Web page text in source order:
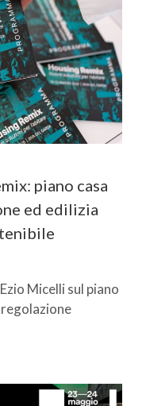
piano casa
ed edilizia
Micelli sul piano